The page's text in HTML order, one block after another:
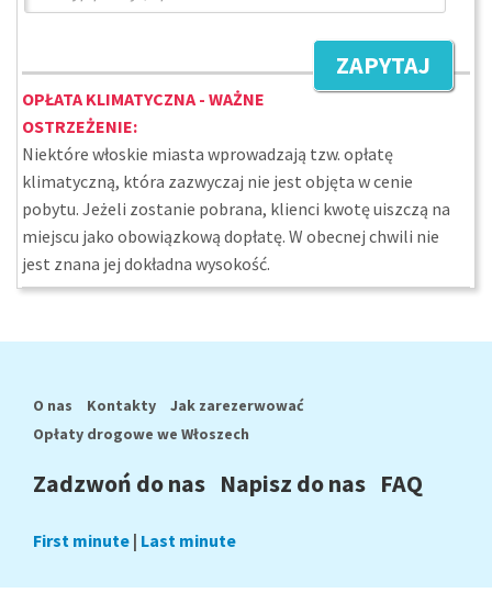
ZAPYTAJ
OPŁATA KLIMATYCZNA - WAŻNE
OSTRZEŻENIE:
Niektóre włoskie miasta wprowadzają tzw. opłatę
klimatyczną, która zazwyczaj nie jest objęta w cenie
pobytu. Jeżeli zostanie pobrana, klienci kwotę uiszczą na
miejscu jako obowiązkową dopłatę. W obecnej chwili nie
jest znana jej dokładna wysokość.
O nas Kontakty
Jak zarezerwować
Opłaty drogowe we Włoszech
Zadzwoń do nas Napisz do nas FAQ
First minute | Last minute